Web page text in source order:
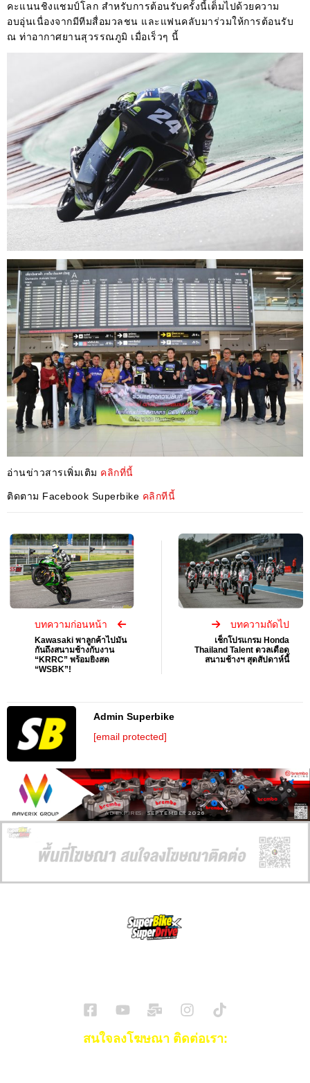
คะแนนชิงแชมป์โลก สำหรับการต้อนรับครั้งนี้เต็มไปด้วยความ
อบอุ่นเนื่องจากมีทีมสื่อมวลชน และแฟนคลับมาร่วมให้การต้อนรับ
ณ ท่าอากาศยานสุวรรณภูมิ เมื่อเร็วๆ นี้
อ่านข่าวสารเพิ่มเติม คลิกที่นี้
ติดตาม Facebook Superbike คลิกทีนี้
บทความก่อนหน้า
Kawasaki พาลูกค้าไปมัน
กันถึงสนามช้างกับงาน
“KRRC” พร้อมยิงสด
“WSBK”!
บทความถัดไป
เช็กโปรแกรม Honda
Thailand Talent ดวลเดือด
สนามช้างฯ สุดสัปดาห์นี้
Admin Superbike
[email protected]
AD EXPIRES: SEPTEMBER 2026
สนใจลงโฆษณา ติดต่อเรา: